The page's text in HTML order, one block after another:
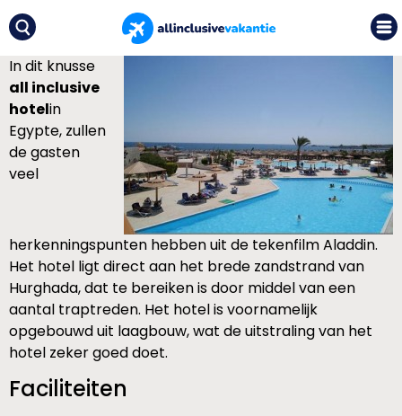
In dit knusse
all inclusive
hotelin
Egypte, zullen
de gasten
veel
herkenningspunten hebben uit de tekenfilm Aladdin.
Het hotel ligt direct aan het brede zandstrand van
Hurghada, dat te bereiken is door middel van een
aantal traptreden. Het hotel is voornamelijk
opgebouwd uit laagbouw, wat de uitstraling van het
hotel zeker goed doet.
Faciliteiten